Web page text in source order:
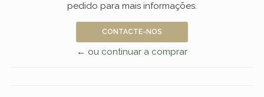
pedido para mais informações.
CONTACTE-NOS
← ou continuar a comprar